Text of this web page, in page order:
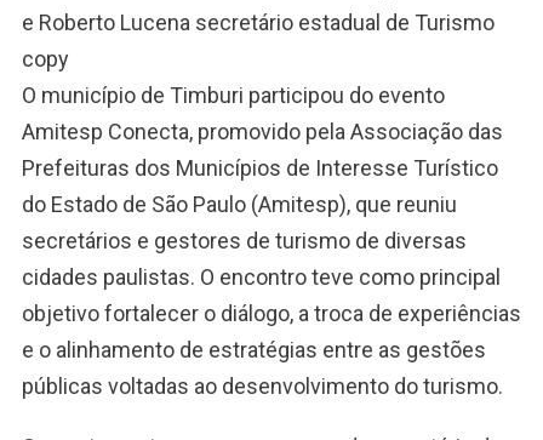
e Roberto Lucena secretário estadual de Turismo
copy
O município de Timburi participou do evento
Amitesp Conecta, promovido pela Associação das
Prefeituras dos Municípios de Interesse Turístico
do Estado de São Paulo (Amitesp), que reuniu
secretários e gestores de turismo de diversas
cidades paulistas. O encontro teve como principal
objetivo fortalecer o diálogo, a troca de experiências
e o alinhamento de estratégias entre as gestões
públicas voltadas ao desenvolvimento do turismo.